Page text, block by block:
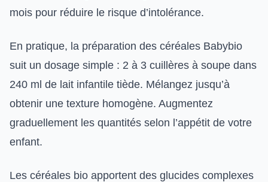
mois pour réduire le risque d’intolérance.
En pratique, la préparation des céréales Babybio
suit un dosage simple : 2 à 3 cuillères à soupe dans
240 ml de lait infantile tiède. Mélangez jusqu’à
obtenir une texture homogène. Augmentez
graduellement les quantités selon l’appétit de votre
enfant.
Les céréales bio apportent des glucides complexes